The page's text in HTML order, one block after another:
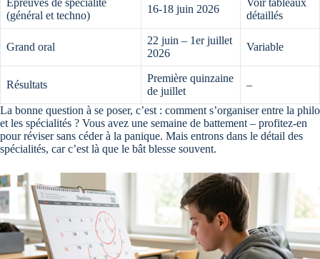
(général et techno)
16-18 juin 2026
détaillés
Grand oral
22 juin – 1er juillet
2026
Variable
Résultats
Première quinzaine
de juillet
–
La bonne question à se poser, c’est : comment s’organiser entre la philo
et les spécialités ? Vous avez une semaine de battement – profitez-en
pour réviser sans céder à la panique. Mais entrons dans le détail des
spécialités, car c’est là que le bât blesse souvent.